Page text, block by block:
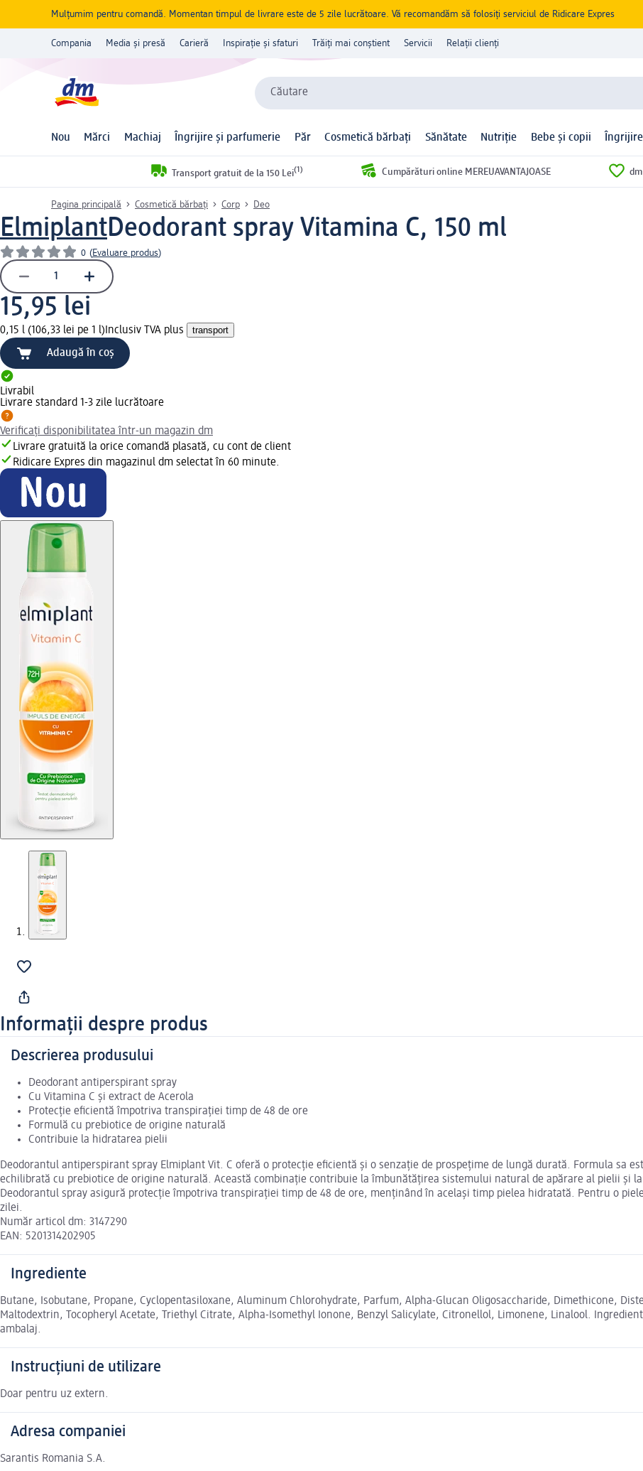
Mulțumim pentru comandă. Momentan timpul de livrare este de 5 zile lucrătoare. Vă recomandăm să folosiți serviciul de Ridicare Expres
Compania Media și presă Carieră Inspirație și sfaturi Trăiți mai conștient Servicii Relații clienți
Căutare
Nou Mărci Machiaj Îngrijire și parfumerie Păr Cosmetică bărbați Sănătate Nutriție Bebe și copii Îngrijire
Transport gratuit de la 150 Lei(1) Cumpărături online MEREUAVANTAJOASE
Pagina principală Cosmetică bărbați Corp Deo
ElmiplantDeodorant spray Vitamina C, 150 ml
0 (Evaluare produs)
15,95 lei
0,15 l (106,33 lei pe 1 l) Inclusiv TVA plus transport
Adaugă în coș
Livrabil
Livrare standard 1-3 zile lucrătoare
Verificați disponibilitatea într-un magazin dm
Livrare gratuită la orice comandă plasată, cu cont de client
Ridicare Expres din magazinul dm selectat în 60 minute.
Informații despre produs
Descrierea produsului
Deodorant antiperspirant spray
Cu Vitamina C și extract de Acerola
Protecție eficientă împotriva transpirației timp de 48 de ore
Formulă cu prebiotice de origine naturală
Contribuie la hidratarea pielii
Deodorantul antiperspirant spray Elmiplant Vit. C oferă o protecție eficientă și o senzație de prospețime de lungă durată. Formula sa
echilibrată cu prebiotice de origine naturală. Această combinație contribuie la îmbunătățirea sistemului natural de apărare al pielii și
Deodorantul spray asigură protecție împotriva transpirației timp de 48 de ore, menținând în același timp pielea hidratată. Pentru o
zilei.
Număr articol dm: 3147290
EAN: 5201314202905
Ingrediente
Butane, Isobutane, Propane, Cyclopentasiloxane, Aluminum Chlorohydrate, Parfum, Alpha-Glucan Oligosaccharide, Dimethicone,
Maltodextrin, Tocopheryl Acetate, Triethyl Citrate, Alpha-Isomethyl Ionone, Benzyl Salicylate, Citronellol, Limonene, Linalool.
ambalaj.
Instrucțiuni de utilizare
Doar pentru uz extern.
Adresa companiei
Sarantis Romania S.A.